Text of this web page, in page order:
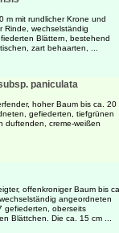
m mit rundlicher Krone und
Rinde, wechselständig
Blättern, bestehend
zart behaarten, ...
paniculata
hoher Baum bis ca. 20
gefiederten, tiefgrünen
duftenden, creme-weißen
offenkroniger Baum bis ca.
angeordneten
gefiederten, oberseits
Blättchen. Die ca. 15 cm ...